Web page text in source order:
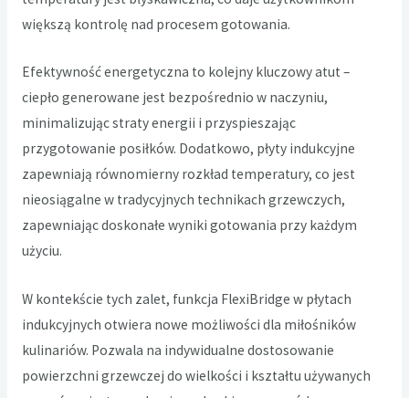
większą kontrolę nad procesem gotowania.
Efektywność energetyczna to kolejny kluczowy atut –
ciepło generowane jest bezpośrednio w naczyniu,
minimalizując straty energii i przyspieszając
przygotowanie posiłków. Dodatkowo, płyty indukcyjne
zapewniają równomierny rozkład temperatury, co jest
nieosiągalne w tradycyjnych technikach grzewczych,
zapewniając doskonałe wyniki gotowania przy każdym
użyciu.
W kontekście tych zalet, funkcja FlexiBridge w płytach
indukcyjnych otwiera nowe możliwości dla miłośników
kulinariów. Pozwala na indywidualne dostosowanie
powierzchni grzewczej do wielkości i kształtu używanych